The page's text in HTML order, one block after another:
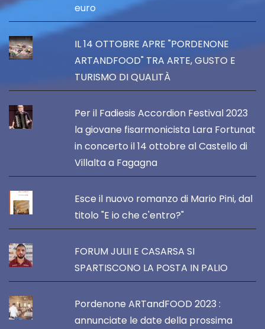
euro
IL 14 OTTOBRE APRE "PORDENONE
ARTANDFOOD" TRA ARTE, GUSTO E
TURISMO DI QUALITÀ
Per il Fadiesis Accordion Festival 2023
la giovane fisarmonicista Lara Fortunat
in concerto il 14 ottobre al Castello di
Villalta a Fagagna
Esce il nuovo romanzo di Mario Pini, dal
titolo "E io che c'entro?"
FORUM JULII E CASARSA SI
SPARTISCONO LA POSTA IN PALIO
Pordenone ARTandFOOD 2023 :
annunciate le date della prossima